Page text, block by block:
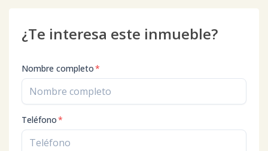
¿Te interesa este inmueble?
Nombre completo*
Teléfono*